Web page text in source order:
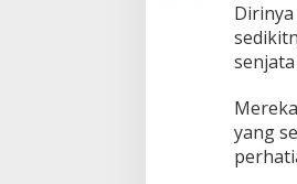
yang